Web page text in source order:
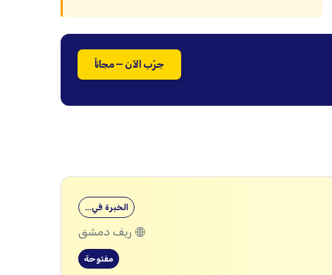
جرّب الآن — مجاناً
الخبرة في…
ريف دمشق
مفتوحة